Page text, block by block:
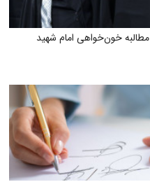
مطالبه خون‌خواهی امام شهید